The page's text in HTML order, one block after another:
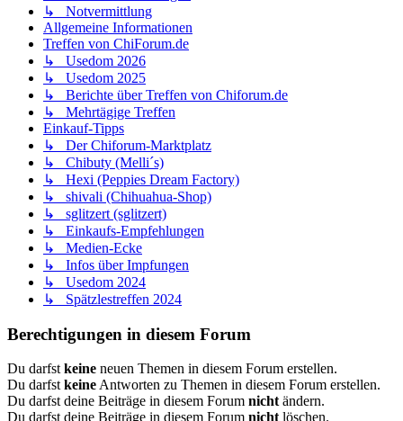
↳ Notvermittlung
Allgemeine Informationen
Treffen von ChiForum.de
↳ Usedom 2026
↳ Usedom 2025
↳ Berichte über Treffen von Chiforum.de
↳ Mehrtägige Treffen
Einkauf-Tipps
↳ Der Chiforum-Marktplatz
↳ Chibuty (Melli´s)
↳ Hexi (Peppies Dream Factory)
↳ shivali (Chihuahua-Shop)
↳ sglitzert (sglitzert)
↳ Einkaufs-Empfehlungen
↳ Medien-Ecke
↳ Infos über Impfungen
↳ Usedom 2024
↳ Spätzlestreffen 2024
Berechtigungen in diesem Forum
Du darfst keine neuen Themen in diesem Forum erstellen.
Du darfst keine Antworten zu Themen in diesem Forum erstellen.
Du darfst deine Beiträge in diesem Forum nicht ändern.
Du darfst deine Beiträge in diesem Forum nicht löschen.